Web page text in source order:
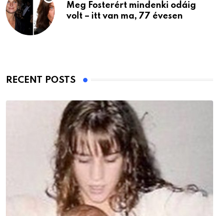
Meg Fosterért mindenki odáig
volt – itt van ma, 77 évesen
RECENT POSTS